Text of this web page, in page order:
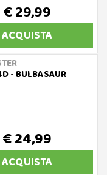
€ 29,99
ACQUISTA
- BULBASAUR
€ 24,99
ACQUISTA